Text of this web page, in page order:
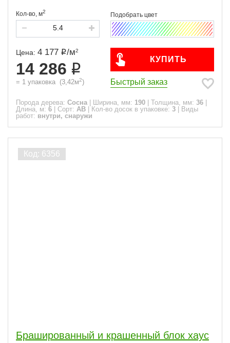
Кол-во, м2
Цена: 4 177 /м2
14 286
= 1 упаковка (3,42м2)
КУПИТЬ
Быстрый заказ
Порода дерева: Сосна Ширина, мм: 190 Толщина, мм: 36
Длина, м: 6 Сорт: АВ Кол-во досок в упаковке: 3
Виды
работ: внутри, снаружи
Брашированный и крашенный блок хаус